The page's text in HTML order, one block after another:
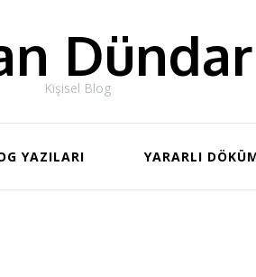
Dündar
Kişisel Blog
YAZILARI YARARLI